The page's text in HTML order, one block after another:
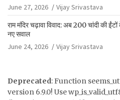
June 27, 2026
Vijay Srivastava
राम मंदिर चढ़ावा विवाद: अब 200 चांदी की
नए सवाल
June 24, 2026
Vijay Srivastava
Deprecated: Function
version 6.9.0! Use